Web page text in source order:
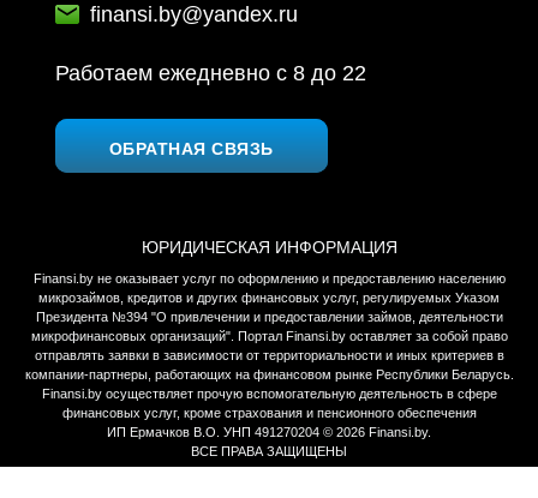
finansi.by@yandex.ru
Работаем ежедневно c 8 до 22
ОБРАТНАЯ СВЯЗЬ
ЮРИДИЧЕСКАЯ ИНФОРМАЦИЯ
Finansi.by не оказывает услуг по оформлению и предоставлению населению
микрозаймов, кредитов и других финансовых услуг, регулируемых Указом
Президента №394 "О привлечении и предоставлении займов, деятельности
микрофинансовых организаций". Портал Finansi.by оставляет за собой право
отправлять заявки в зависимости от территориальности и иных критериев в
компании-партнеры, работающих на финансовом рынке Республики Беларусь.
Finansi.by осуществляет прочую вспомогательную деятельность в сфере
финансовых услуг, кроме страхования и пенсионного обеспечения
ИП Ермачков В.О. УНП 491270204 © 2026 Finansi.by.
ВСЕ ПРАВА ЗАЩИЩЕНЫ